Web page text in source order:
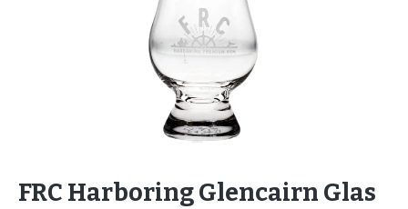
FRC Harboring Glencairn Glas